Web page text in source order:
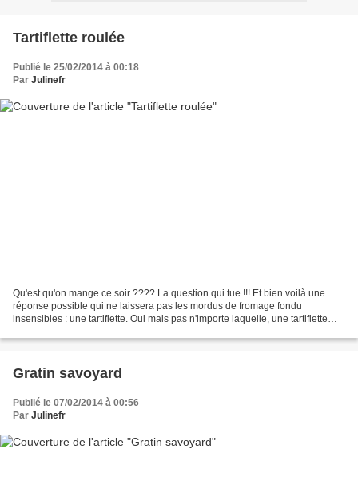
Tartiflette roulée
Publié le 25/02/2014 à 00:18
Par Julinefr
Qu'est qu'on mange ce soir ???? La question qui tue !!! Et bien voilà une
réponse possible qui ne laissera pas les mordus de fromage fondu
insensibles : une tartiflette. Oui mais pas n'importe laquelle, une tartiflette
Gratin savoyard
Publié le 07/02/2014 à 00:56
Par Julinefr